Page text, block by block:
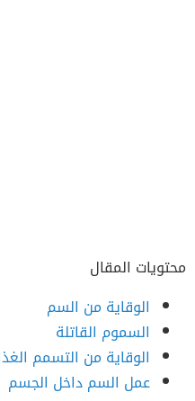
محتويات المقال
الوقاية من السم
السموم القاتلة
الوقاية من التسمم
عمل السم داخل الجسم